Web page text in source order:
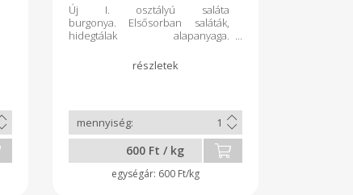
Új I. osztályú saláta
burgonya. Elsősorban saláták,
hidegtálak alapanyaga.
Héjszín piros, Hússzín: világos
600 Ft / kg
600 Ft/kg